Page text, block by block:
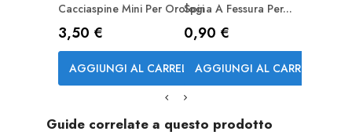
Cacciaspine Mini Per Orologi
Prezzo
3,50 €
AGGIUNGI AL CARRELLO
Spina A Fessura Per...
Prezzo
0,90 €
AGGIUNGI AL CARRELLO
Guide correlate a questo prodotto